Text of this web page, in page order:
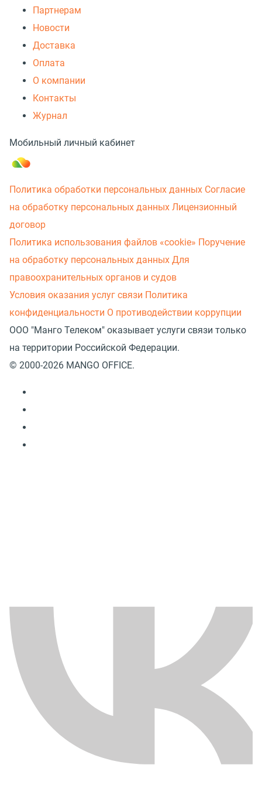
Партнерам
Новости
Доставка
Оплата
О компании
Контакты
Журнал
Мобильный личный кабинет
Политика обработки персональных данных Согласие
на обработку персональных данных Лицензионный
договор
Политика использования файлов «cookie» Поручение
на обработку персональных данных Для
правоохранительных органов и судов
Условия оказания услуг связи Политика
конфиденциальности О противодействии коррупции
ООО "Манго Телеком" оказывает услуги связи только
на территории Российской Федерации.
© 2000-2026 MANGO OFFICE.